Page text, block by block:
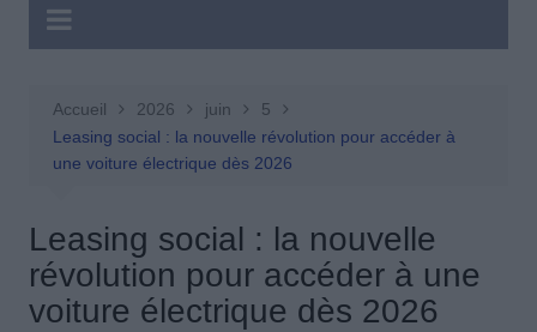
Accueil 2026 juin
5
Leasing social : la nouvelle révolution pour accéder à
une voiture électrique dès 2026
Leasing social : la nouvelle
révolution pour accéder à une
voiture électrique dès 2026